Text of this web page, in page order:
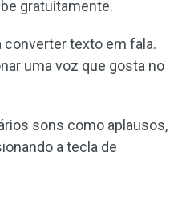
gratuitamente.
converter texto em fala.
uma voz que gosta no
sons como aplausos,
a tecla de